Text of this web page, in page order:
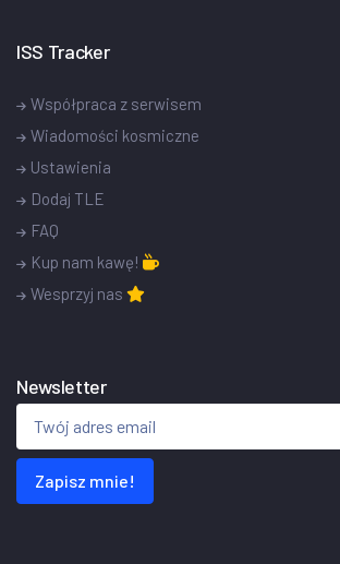
ISS Tracker
Współpraca z serwisem
Wiadomości kosmiczne
Ustawienia
Dodaj TLE
FAQ
Kup nam kawę!
Wesprzyj nas
Newsletter
Zapisz mnie!